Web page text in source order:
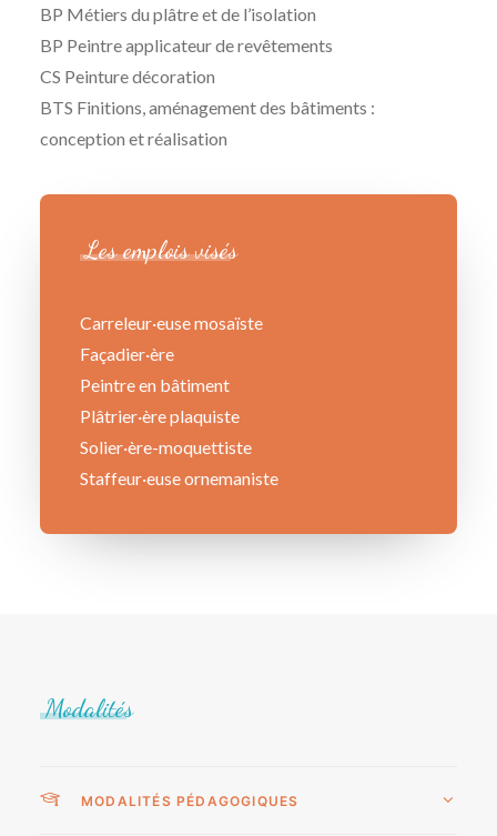
BP Métiers du plâtre et de l’isolation
BP Peintre applicateur de revêtements
CS Peinture décoration
BTS Finitions, aménagement des bâtiments :
conception et réalisation
Les emplois visés
Carreleur·euse mosaïste
Façadier·ère
Peintre en bâtiment
Plâtrier·ère plaquiste
Solier·ère-moquettiste
Staffeur·euse ornemaniste
Modalités
MODALITÉS PÉDAGOGIQUES